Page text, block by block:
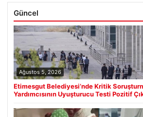
Güncel
Ağustos 5, 2026
Etimesgut Belediyesi’nde Kritik
Yardımcısının Uyuşturucu Testi Pozitif